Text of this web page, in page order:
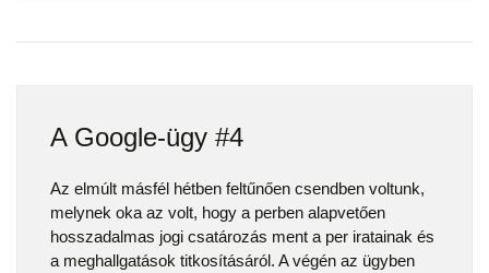
A Google-ügy #4
Az elmúlt másfél hétben feltűnően csendben voltunk,
melynek oka az volt, hogy a perben alapvetően
hosszadalmas jogi csatározás ment a per iratainak és
a meghallgatások titkosításáról. A végén az ügyben